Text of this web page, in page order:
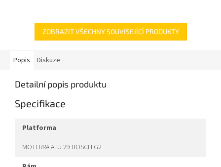
ZOBRAZIT VŠECHNY SOUVISEJÍCÍ PRODUKTY
Popis Diskuze
Detailní popis produktu
Specifikace
platforma
MOTERRA ALU 29 BOSCH G2